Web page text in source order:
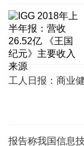
工人日报：商业
报告称我国信息